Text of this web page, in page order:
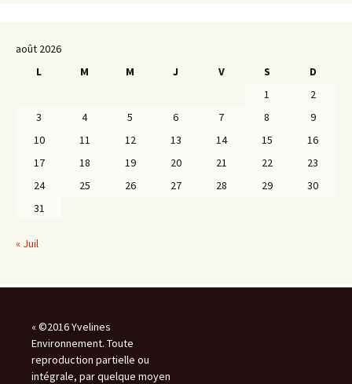
août 2026
L
M M J V S
D
1
2
3
4 5 6 7 8
9
10
11 12 13 14 15
16
17
18 19 20 21 22
23
24
25 26 27 28 29
30
31
« Juil
« ©2016 Yvelines
Environnement. Toute
reproduction partielle ou
intégrale, par quelque moyen